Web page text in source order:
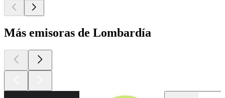
Más emisoras de Lombardía